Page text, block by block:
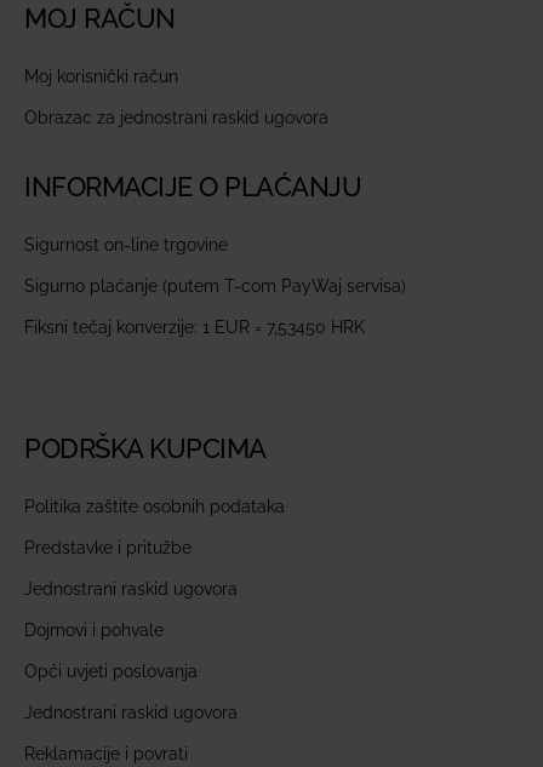
MOJ RAČUN
Moj korisnički račun
Obrazac za jednostrani raskid ugovora
INFORMACIJE O PLAĆANJU
Sigurnost on-line trgovine
Sigurno plaćanje (putem T-com PayWaj servisa)
Fiksni tečaj konverzije: 1 EUR = 7,53450 HRK
PODRŠKA KUPCIMA
Politika zaštite osobnih podataka
Predstavke i pritužbe
Jednostrani raskid ugovora
Dojmovi i pohvale
Opći uvjeti poslovanja
Jednostrani raskid ugovora
Reklamacije i povrati